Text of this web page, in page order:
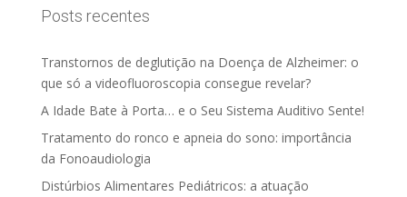
Posts recentes
Transtornos de deglutição na Doença de Alzheimer: o
que só a videofluoroscopia consegue revelar?
A Idade Bate à Porta… e o Seu Sistema Auditivo Sente!
Tratamento do ronco e apneia do sono: importância
da Fonoaudiologia
Distúrbios Alimentares Pediátricos: a atuação